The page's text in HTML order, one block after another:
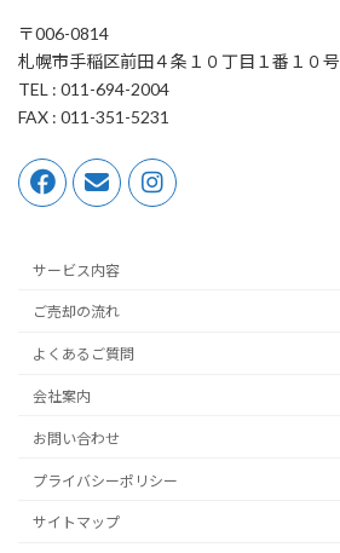
〒006-0814
札幌市手稲区前田４条１０丁目１番１０号
TEL : 011-694-2004
FAX : 011-351-5231
サービス内容
ご売却の流れ
よくあるご質問
会社案内
お問い合わせ
プライバシーポリシー
サイトマップ